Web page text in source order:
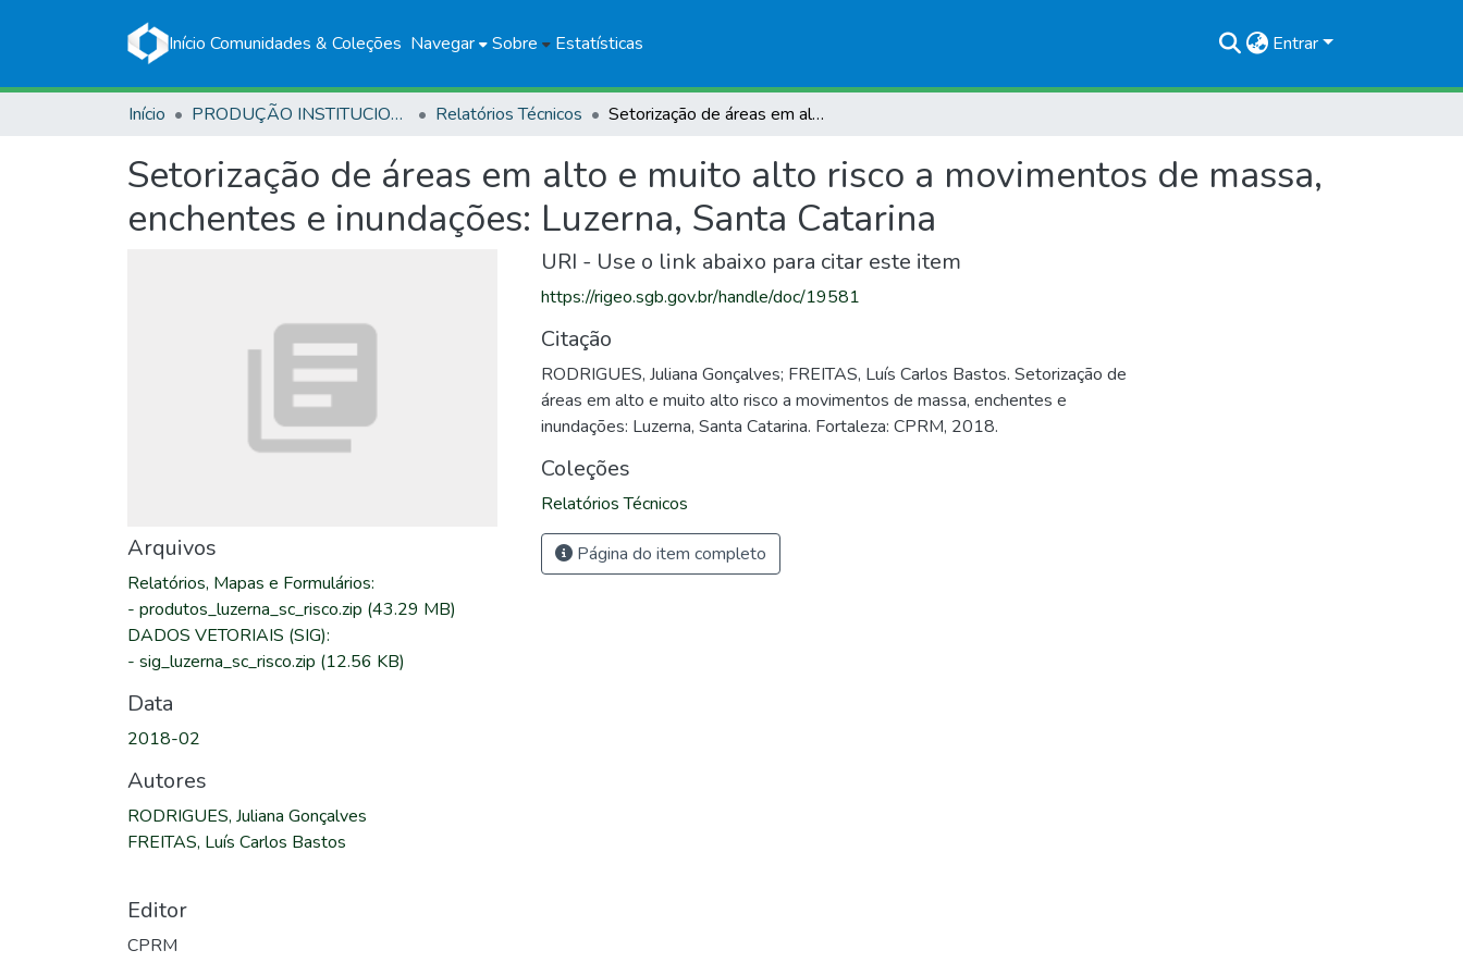
Início Comunidades & Coleções Navegar Sobre Estatísticas Entrar
Início PRODUÇÃO INSTITUCIONAL Relatórios Técnicos Setorização de áreas em alto e muito alto risco a movimentos de massa, enchentes e inundações: Luzerna, Santa Catarina
Setorização de áreas em alto e muito alto risco a movimentos de massa,
enchentes e inundações: Luzerna, Santa Catarina
Arquivos
Relatórios, Mapas e Formulários:
- produtos_luzerna_sc_risco.zip (43.29 MB)
DADOS VETORIAIS (SIG):
- sig_luzerna_sc_risco.zip (12.56 KB)
Data
2018-02
Autores
RODRIGUES, Juliana Gonçalves
FREITAS, Luís Carlos Bastos
Editor
CPRM
URI - Use o link abaixo para citar este item
https://rigeo.sgb.gov.br/handle/doc/19581
Citação
RODRIGUES, Juliana Gonçalves; FREITAS, Luís Carlos Bastos. Setorização de
áreas em alto e muito alto risco a movimentos de massa, enchentes e
inundações: Luzerna, Santa Catarina. Fortaleza: CPRM, 2018.
Coleções
Relatórios Técnicos
Página do item completo